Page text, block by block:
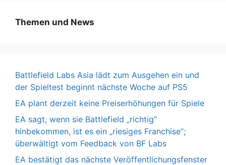
Themen und News
Battlefield Labs Asia lädt zum Ausgehen ein und
der Spieltest beginnt nächste Woche auf PS5
EA plant derzeit keine Preiserhöhungen für Spiele
EA sagt, wenn sie Battlefield „richtig“
hinbekommen, ist es ein „riesiges Franchise“;
überwältigt vom Feedback von BF Labs
EA bestätigt das nächste Veröffentlichungsfenster